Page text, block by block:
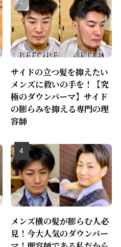
サイドの立つ髪を抑えたい
メンズに救いの手を！【究
極のダウンパーマ】サイド
の膨らみを抑える専門の理
容師
メンズ横の髪が膨らむ人必
見！今大人気のダウンパー